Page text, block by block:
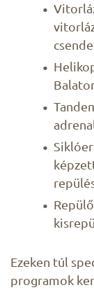
Ezeken túl
programok